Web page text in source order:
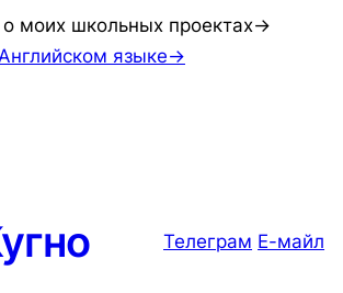
о моих школьных проектах→
языке→
Телеграм Е-майл